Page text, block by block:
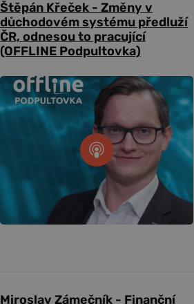
Štěpán Křeček - Změny v
důchodovém systému předluží
ČR, odnesou to pracující
(OFFLINE Podpultovka)
Miroslav Zámečník - Finanční